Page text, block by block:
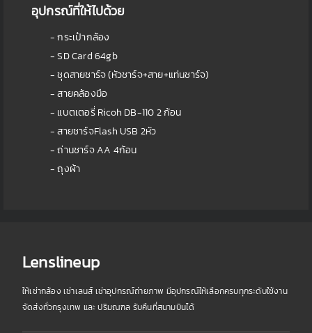
อุปกรณ์ที่ให้ไปด้วย
- กระเป๋ากล้อง
- SD Card 64gb
- ชุดสายชาร์จ (หัวชาร์จ+สาย+แท่นชาร์จ)
- สายคล้องมือ
- แบตเตอรี่ Ricoh DB-110 2 ก้อน
- สายชาร์จFlash USB 2หัว
- ถ่านชาร์จ AA 4ก้อน
- ถุงผ้า
Lenslineup
ให้เช่ากล้อง เช่าเลนส์ เช่าอุปกรณ์ถ่ายภาพ มีอุปกรณ์ให้เลือกครบทุกระดับใช้งาน
จัดส่งทั่วกรุงเทพ และ ปริมณฑล รับคืนที่สนามบินได้